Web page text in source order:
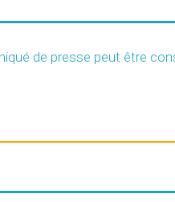
de presse peut être